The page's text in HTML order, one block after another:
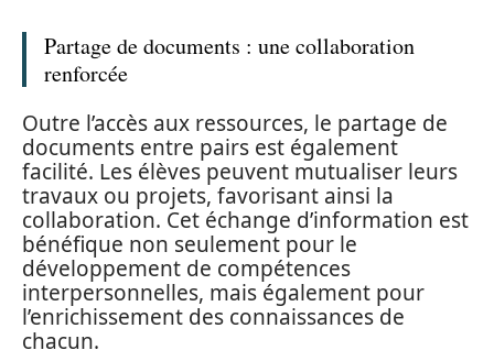
Partage de documents : une collaboration
renforcée
Outre l’accès aux ressources, le partage de
documents entre pairs est également
facilité. Les élèves peuvent mutualiser leurs
travaux ou projets, favorisant ainsi la
collaboration. Cet échange d’information est
bénéfique non seulement pour le
développement de compétences
interpersonnelles, mais également pour
l’enrichissement des connaissances de
chacun.